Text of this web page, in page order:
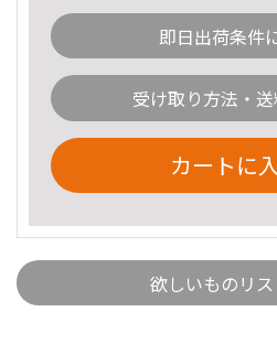
即日出荷条件
受け取り方法・
カートに
欲しいものリ